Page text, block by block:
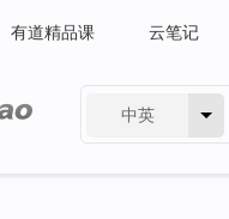
有道精品课 云笔记
中英